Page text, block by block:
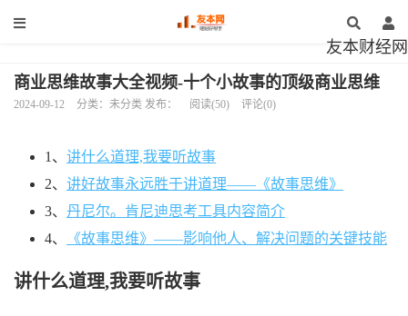
友本财经网
商业思维故事大全视频-十个小故事的顶级商业思维
2024-09-12 分类：未分类 发布： 阅读(50) 评论(0)
1、 讲什么道理,我要听故事
2、 讲好故事永远胜于讲道理——《故事思维》
3、 丹尼尔。肯尼迪思考工具内容简介
4、
《故事思维》——影响他人、解决问题的关键技能
讲什么道理,我要听故事